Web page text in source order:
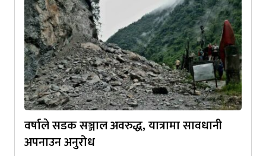
वर्षाले सडक सञ्जाल अवरुद्ध, यात्रामा सावधानी
अपनाउन अनुरोध